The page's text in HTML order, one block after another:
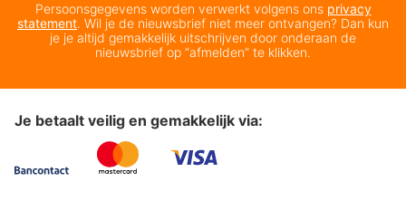
Persoonsgegevens worden verwerkt volgens ons privacy
statement. Wil je de nieuwsbrief niet meer ontvangen? Dan kun
je je altijd gemakkelijk uitschrijven door onderaan de
nieuwsbrief op “afmelden” te klikken.
Je betaalt veilig en gemakkelijk via: